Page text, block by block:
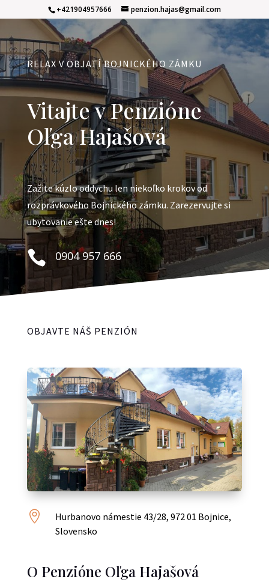
+421904957666 penzion.hajas@gmail.com
RELAX V OBJATÍ BOJNICKÉHO ZÁMKU
Vitajte v Penzióne
Oľga Hajašová
Zažite kúzlo oddychu len niekoľko krokov od
rozprávkového Bojnického zámku. Zarezervujte si
ubytovanie ešte dnes!
 0904 957 666
OBJAVTE NÁŠ PENZIÓN

Hurbanovo námestie 43/28, 972 01 Bojnice,
Slovensko
O Penzióne Oľga Hajašová